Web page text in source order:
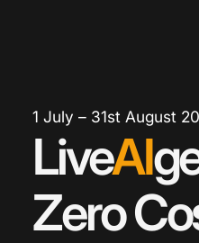
1 July – 31st August
LiveAI
Zero